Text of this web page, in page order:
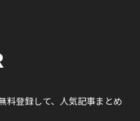
料登録して、人気記事まとめ